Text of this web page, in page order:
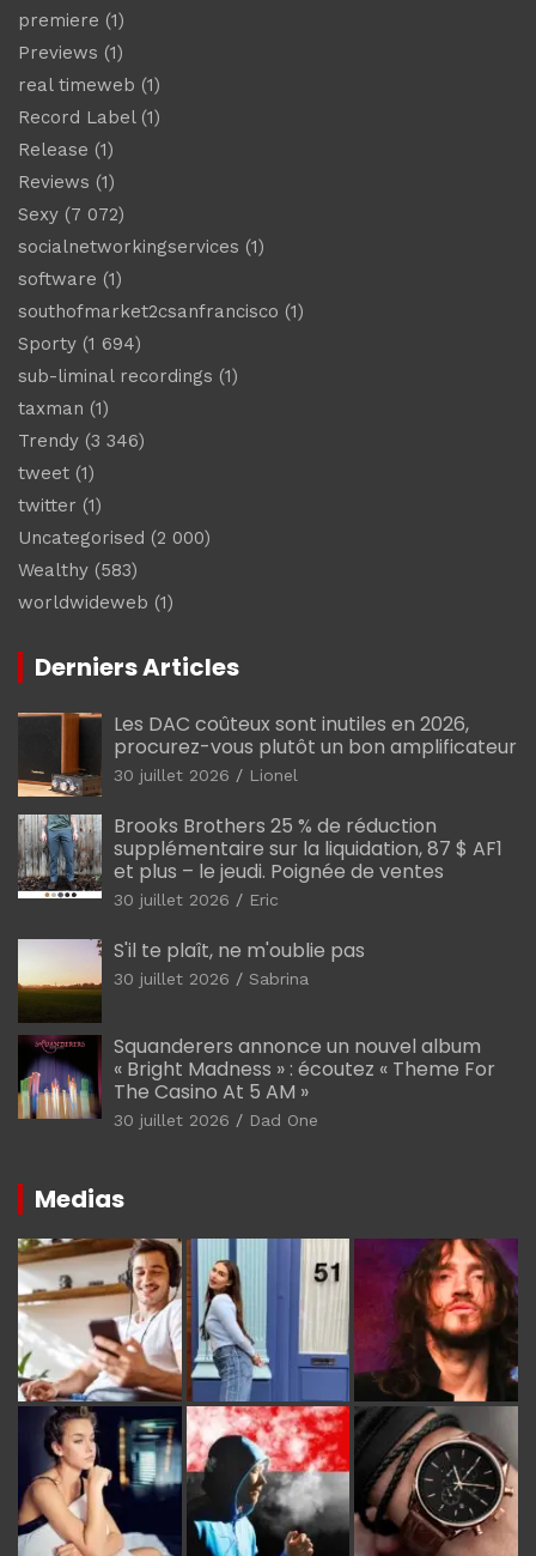
premiere (1)
Previews (1)
real timeweb (1)
Record Label(1)
Release (1)
Reviews (1)
Sexy (7 072)
socialnetworkingservices (1)
software (1)
southofmarket2csanfrancisco (1)
Sporty (1 694)
sub-liminal recordings (1)
taxman (1)
Trendy (3 346)
tweet (1)
twitter (1)
Uncategorised (2 000)
Wealthy (583)
worldwideweb (1)
Derniers Articles
Les DAC coûteux sont inutiles en 2026,
procurez-vous plutôt un bon amplificateur
30 juillet 2026 Lionel
Brooks Brothers 25 % de réduction
supplémentaire sur la liquidation, 87 $ AF1
et plus – le jeudi. Poignée de ventes
30 juillet 2026 Eric
S'il te plaît, ne m'oublie pas
30 juillet 2026 Sabrina
Squanderers annonce un nouvel album
« Bright Madness » : écoutez « Theme For
The Casino At 5 AM »
30 juillet 2026 Dad One
Medias